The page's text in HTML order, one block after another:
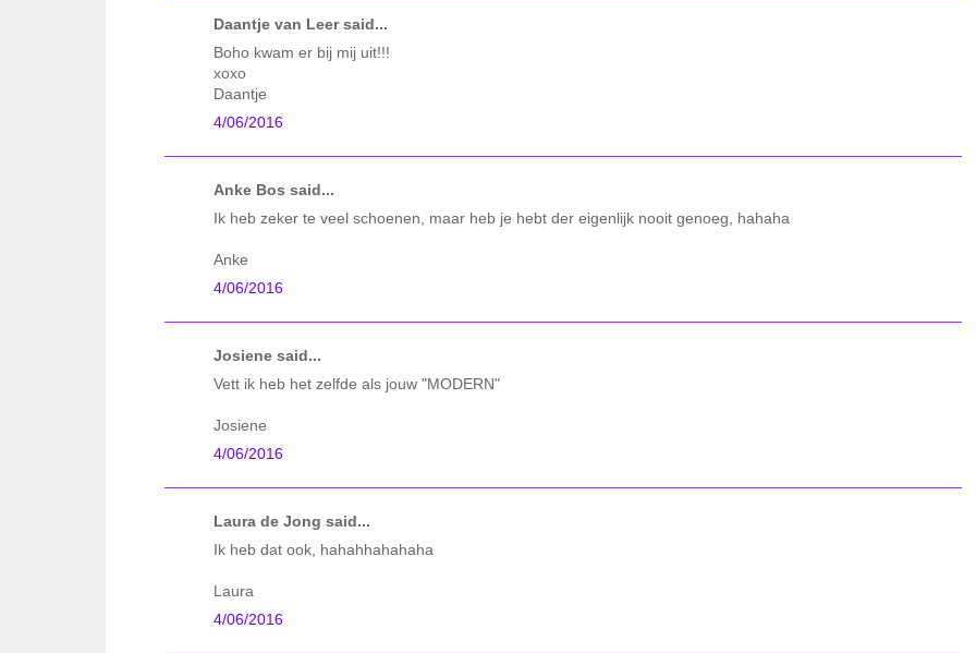
Daantje van Leer said...
Boho kwam er bij mij uit!!!
xoxo
Daantje
4/06/2016
Anke Bos said...
Ik heb zeker te veel schoenen, maar heb je hebt der eigenlijk nooit genoeg, hahaha
Anke
4/06/2016
Josiene said...
Vett ik heb het zelfde als jouw "MODERN"
Josiene
4/06/2016
Laura de Jong said...
Ik heb dat ook, hahahhahahaha
Laura
4/06/2016